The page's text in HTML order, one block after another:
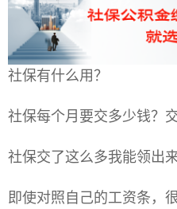
社保有什么用？
社保每个月要交多少钱？
社保交了这么多我能领出
即使对照自己的工资条，